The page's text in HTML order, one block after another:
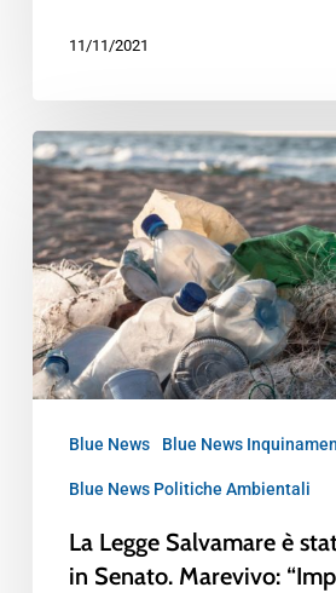
11/11/2021
Blue News Blue News
Blue News Politiche Ambientali
La Legge Salvamare è
in Senato. Marevivo: